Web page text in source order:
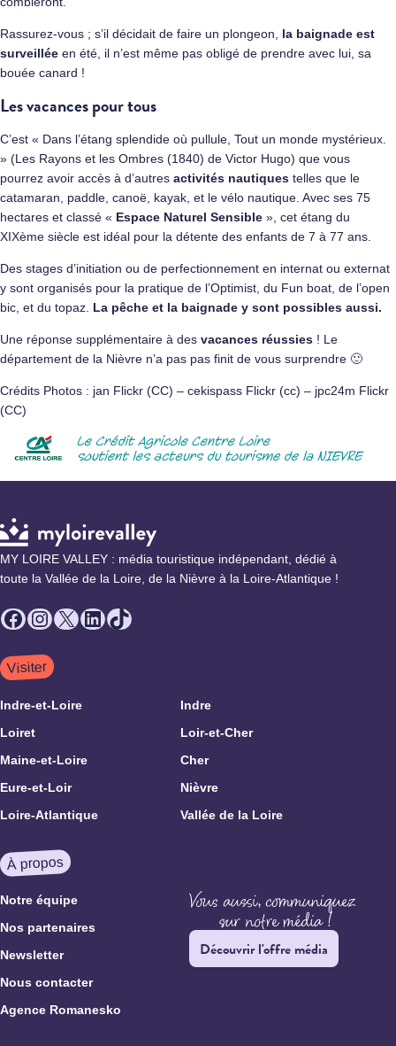
Rassurez-vous ; s’il décidait de faire un plongeon, la baignade est
surveillée en été, il n’est même pas obligé de prendre avec lui, sa
bouée canard !
Les vacances pour tous
C’est « Dans l’étang splendide où pullule, Tout un monde mystérieux.
» (Les Rayons et les Ombres (1840) de Victor Hugo) que vous
pourrez avoir accès à d’autres activités nautiques telles que le
catamaran, paddle, canoë, kayak, et le vélo nautique. Avec ses 75
hectares et classé « Espace Naturel Sensible », cet étang du
XIXème siècle est idéal pour la détente des enfants de 7 à 77 ans.
Des stages d’initiation ou de perfectionnement en internat ou externat
y sont organisés pour la pratique de l’Optimist, du Fun boat, de l’open
bic, et du topaz. La pêche et la baignade y sont possibles aussi.
Une réponse supplémentaire à des vacances réussies ! Le
département de la Nièvre n’a pas pas finit de vous surprendre 🙂
Crédits Photos : jan Flickr (CC) – cekispass Flickr (cc) – jpc24m Flickr
(CC)
MY LOIRE VALLEY : média touristique indépendant, dédié à
toute la Vallée de la Loire, de la Nièvre à la Loire-Atlantique !
Facebook
Instagram
X LinkedIn
TikTok
Visiter
Indre-et-Loire
Indre
Loiret
Loir-et-Cher
Maine-et-Loire
Cher
Eure-et-Loir
Nièvre
Loire-Atlantique
Vallée de la Loire
À propos
Notre équipe
Nos partenaires
Newsletter
Nous contacter
Agence Romanesko
Découvrir l'offre média